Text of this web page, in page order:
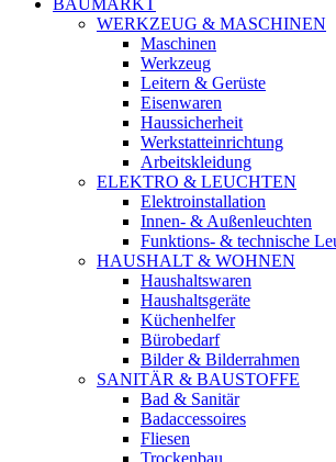
BAUMARKT
WERKZEUG & MASCHINEN
Maschinen
Werkzeug
Leitern & Gerüste
Eisenwaren
Haussicherheit
Werkstatteinrichtung
Arbeitskleidung
ELEKTRO & LEUCHTEN
Elektroinstallation
Innen- & Außenleuchten
Funktions- & technische
HAUSHALT & WOHNEN
Haushaltswaren
Haushaltsgeräte
Küchenhelfer
Bürobedarf
Bilder & Bilderrahmen
SANITÄR & BAUSTOFFE
Bad & Sanitär
Badaccessoires
Fliesen